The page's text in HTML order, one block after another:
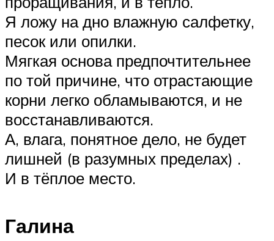
Я ложу на дно влажную салфетку,
песок или опилки.
Мягкая основа предпочтительнее
по той причине, что отрастающие
корни легко обламываются, и не
восстанавливаются.
А, влага, понятное дело, не будет
лишней (в разумных пределах) .
И в тёплое место.
Галина